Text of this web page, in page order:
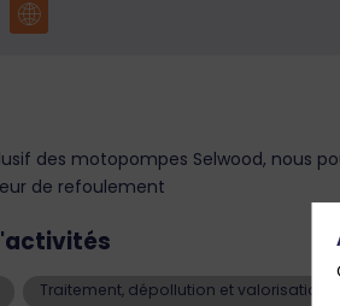
des motopompes Selwood, nous
de refoulement
Traitement, dépollution et valorisation